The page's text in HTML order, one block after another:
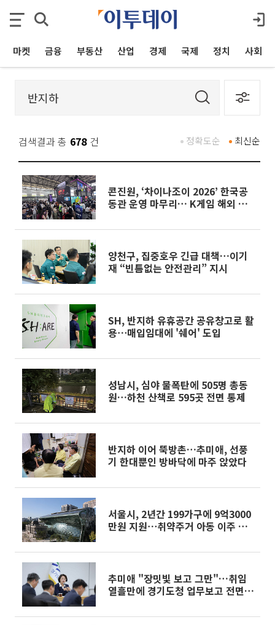
마켓 금융 부동산 산업 경제 국제 정치 사회
검색결과 총 678 건 최신순
정확도순
콘진원, ‘차이나조이 2026’ 한국공
동관 운영 마무리… K게임 해외 진
양천구, 집중호우 긴급 대책…이기
재 “빈틈없는 안전관리” 지시
SH, 반지하 유휴공간 공유창고로 활
용⋯매입임대에 '쉐어' 도입
성남시, 심야 물폭탄에 505명 총동
원…하천 산책로 595곳 전면 통제
반지하 이어 뚝방촌…추미애, 선풍
기 한대뿐인 방바닥에 마주 앉았다
서울시, 2년간 199가구에 9억3000
만원 지원⋯취약주거 아동 이주 조
추미애 "장밋빛 보고 그만"…취임
열흘만에 경기도청 업무보고 전면